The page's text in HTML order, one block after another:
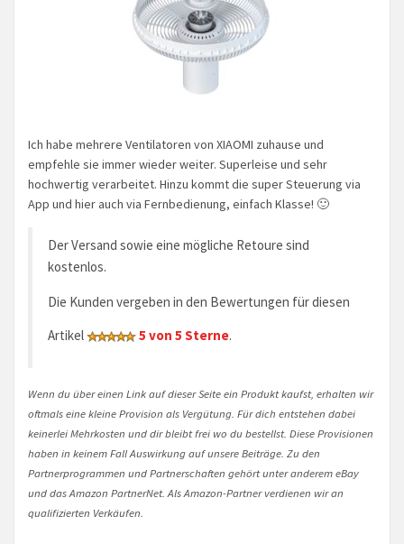
Ich habe mehrere Ventilatoren von XIAOMI zuhause und
empfehle sie immer wieder weiter. Superleise und sehr
hochwertig verarbeitet. Hinzu kommt die super Steuerung via
App und hier auch via Fernbedienung, einfach Klasse! 🙂
Der Versand sowie eine mögliche Retoure sind
kostenlos.
Die Kunden vergeben in den Bewertungen für diesen
Artikel
5 von 5 Sterne.
Wenn du über einen Link auf dieser Seite ein Produkt kaufst, erhalten wir
oftmals eine kleine Provision als Vergütung. Für dich entstehen dabei
keinerlei Mehrkosten und dir bleibt frei wo du bestellst. Diese Provisionen
haben in keinem Fall Auswirkung auf unsere Beiträge. Zu den
Partnerprogrammen und Partnerschaften gehört unter anderem eBay
und das Amazon PartnerNet. Als Amazon-Partner verdienen wir an
qualifizierten Verkäufen.